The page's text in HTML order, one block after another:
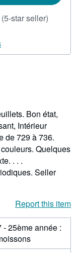
(5-star seller)
out
Bon état,
Intérieur
de 729 à 736.
Quelques
. . .
Seller
Report this item
- 25ème année :